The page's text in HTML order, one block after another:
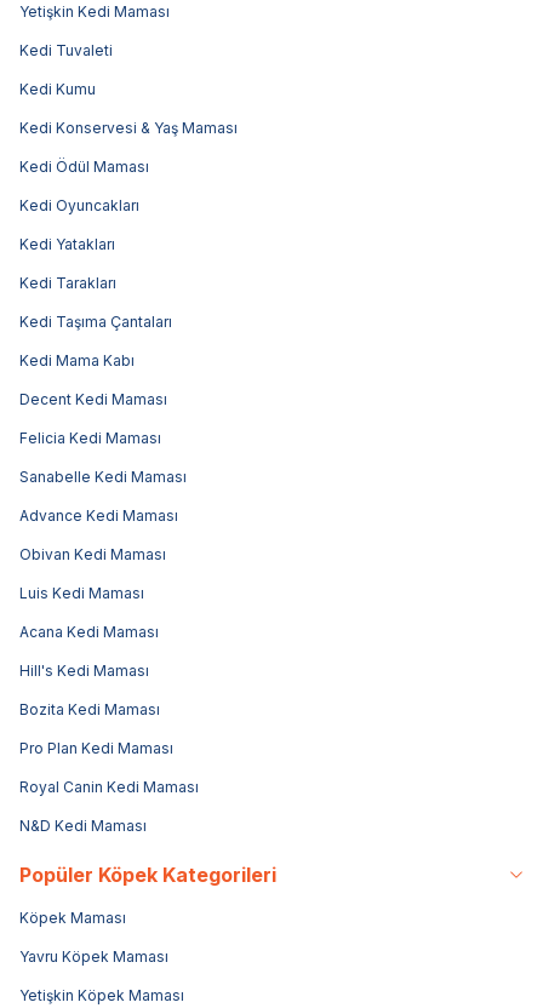
Yetişkin Kedi Maması
Kedi Tuvaleti
Kedi Kumu
Kedi Konservesi & Yaş Maması
Kedi Ödül Maması
Kedi Oyuncakları
Kedi Yatakları
Kedi Tarakları
Kedi Taşıma Çantaları
Kedi Mama Kabı
Decent Kedi Maması
Felicia Kedi Maması
Sanabelle Kedi Maması
Advance Kedi Maması
Obivan Kedi Maması
Luis Kedi Maması
Acana Kedi Maması
Hill's Kedi Maması
Bozita Kedi Maması
Pro Plan Kedi Maması
Royal Canin Kedi Maması
N&D Kedi Maması
Popüler Köpek Kategorileri
Köpek Maması
Yavru Köpek Maması
Yetişkin Köpek Maması